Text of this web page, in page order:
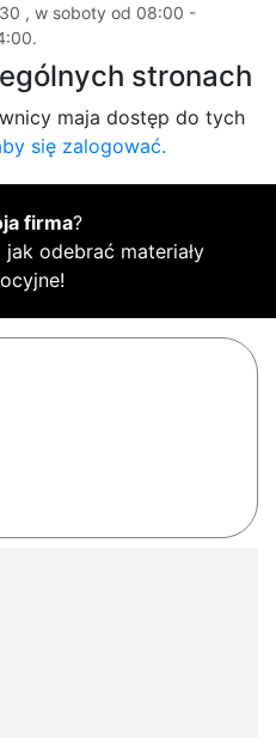
, w soboty od 08:00 -
stronach
maja dostęp do tych
się zalogować.
firma?
jak odebrać materiały